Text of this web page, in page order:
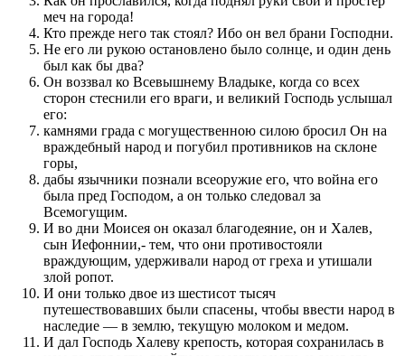
меч на города!
Кто прежде него так стоял? Ибо он вел брани Господни.
Не его ли рукою остановлено было солнце, и один день
был как бы два?
Он воззвал ко Всевышнему Владыке, когда со всех
сторон стеснили его враги, и великий Господь услышал
его:
камнями града с могущественною силою бросил Он на
враждебный народ и погубил противников на склоне
горы,
дабы язычники познали всеоружие его, что война его
была пред Господом, а он только следовал за
Всемогущим.
И во дни Моисея он оказал благодеяние, он и Халев,
сын Иефоннии,- тем, что они противостояли
враждующим, удерживали народ от греха и утишали
злой ропот.
И они только двое из шестисот тысяч
путешествовавших были спасены, чтобы ввести народ в
наследие — в землю, текущую молоком и медом.
И дал Господь Халеву крепость, которая сохранилась в